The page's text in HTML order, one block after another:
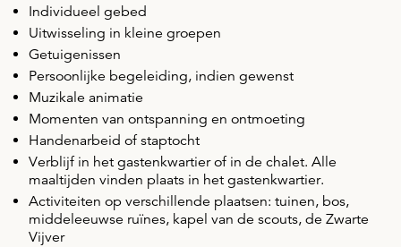
Individueel gebed
Uitwisseling in kleine groepen
Getuigenissen
Persoonlijke begeleiding, indien gewenst
Muzikale animatie
Momenten van ontspanning en ontmoeting
Handenarbeid of staptocht
Verblijf in het gastenkwartier of in de chalet. Alle
maaltijden vinden plaats in het gastenkwartier.
Activiteiten op verschillende plaatsen: tuinen, bos,
middeleeuwse ruïnes, kapel van de scouts, de Zwarte
Vijver